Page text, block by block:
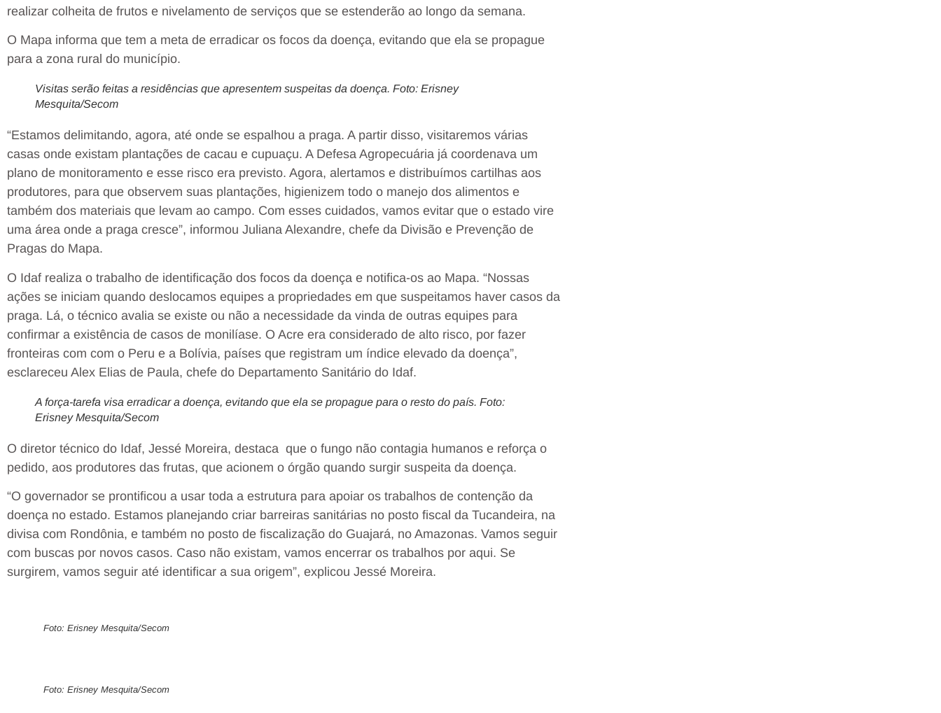
realizar colheita de frutos e nivelamento de serviços que se estenderão ao longo da semana.
O Mapa informa que tem a meta de erradicar os focos da doença, evitando que ela se propague
para a zona rural do município.
Visitas serão feitas a residências que apresentem suspeitas da doença. Foto: Erisney
Mesquita/Secom
“Estamos delimitando, agora, até onde se espalhou a praga. A partir disso, visitaremos várias
casas onde existam plantações de cacau e cupuaçu. A Defesa Agropecuária já coordenava um
plano de monitoramento e esse risco era previsto. Agora, alertamos e distribuímos cartilhas aos
produtores, para que observem suas plantações, higienizem todo o manejo dos alimentos e
também dos materiais que levam ao campo. Com esses cuidados, vamos evitar que o estado vire
uma área onde a praga cresce”, informou Juliana Alexandre, chefe da Divisão e Prevenção de
Pragas do Mapa.
O Idaf realiza o trabalho de identificação dos focos da doença e notifica-os ao Mapa. “Nossas
ações se iniciam quando deslocamos equipes a propriedades em que suspeitamos haver casos da
praga. Lá, o técnico avalia se existe ou não a necessidade da vinda de outras equipes para
confirmar a existência de casos de monilíase. O Acre era considerado de alto risco, por fazer
fronteiras com com o Peru e a Bolívia, países que registram um índice elevado da doença”,
esclareceu Alex Elias de Paula, chefe do Departamento Sanitário do Idaf.
A força-tarefa visa erradicar a doença, evitando que ela se propague para o resto do país. Foto:
Erisney Mesquita/Secom
O diretor técnico do Idaf, Jessé Moreira, destaca que o fungo não contagia humanos e reforça o
pedido, aos produtores das frutas, que acionem o órgão quando surgir suspeita da doença.
“O governador se prontificou a usar toda a estrutura para apoiar os trabalhos de contenção da
doença no estado. Estamos planejando criar barreiras sanitárias no posto fiscal da Tucandeira, na
divisa com Rondônia, e também no posto de fiscalização do Guajará, no Amazonas. Vamos seguir
com buscas por novos casos. Caso não existam, vamos encerrar os trabalhos por aqui. Se
surgirem, vamos seguir até identificar a sua origem”, explicou Jessé Moreira.
Foto: Erisney Mesquita/Secom
Foto: Erisney Mesquita/Secom